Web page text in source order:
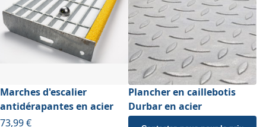
Marches d'escalier
antidérapantes en acier
À partir de
73,99 €
Plancher en caillebotis
Durbar en acier